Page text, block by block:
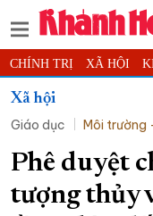
CHÍNH TRỊ XÃ HỘI
THỂ THAO
KHOA HỌC - CÔNG
THẾ GIỚI MULTIMEDIA
PODCAST THÔNG TIN
Xã hội
Giáo dục
Môi trường
Phê duyệt
tượng thủy